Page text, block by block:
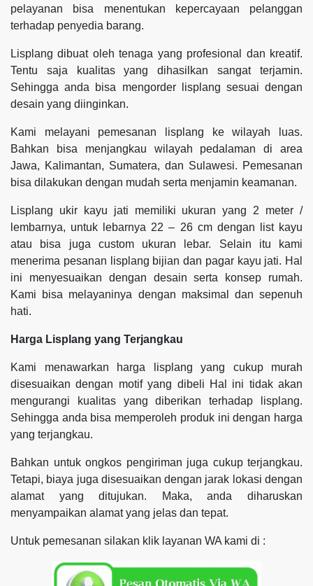
pelayanan bisa menentukan kepercayaan pelanggan
terhadap penyedia barang.
Lisplang dibuat oleh tenaga yang profesional dan kreatif.
Tentu saja kualitas yang dihasilkan sangat terjamin.
Sehingga anda bisa mengorder lisplang sesuai dengan
desain yang diinginkan.
Kami melayani pemesanan lisplang ke wilayah luas.
Bahkan bisa menjangkau wilayah pedalaman di area
Jawa, Kalimantan, Sumatera, dan Sulawesi. Pemesanan
bisa dilakukan dengan mudah serta menjamin keamanan.
Lisplang ukir kayu jati memiliki ukuran yang 2 meter /
lembarnya, untuk lebarnya 22 – 26 cm dengan list kayu
atau bisa juga custom ukuran lebar. Selain itu kami
menerima pesanan lisplang bijian dan pagar kayu jati. Hal
ini menyesuaikan dengan desain serta konsep rumah.
Kami bisa melayaninya dengan maksimal dan sepenuh
hati.
Harga Lisplang yang Terjangkau
Kami menawarkan harga lisplang yang cukup murah
disesuaikan dengan motif yang dibeli Hal ini tidak akan
mengurangi kualitas yang diberikan terhadap lisplang.
Sehingga anda bisa memperoleh produk ini dengan harga
yang terjangkau.
Bahkan untuk ongkos pengiriman juga cukup terjangkau.
Tetapi, biaya juga disesuaikan dengan jarak lokasi dengan
alamat yang ditujukan. Maka, anda diharuskan
menyampaikan alamat yang jelas dan tepat.
Untuk pemesanan silakan klik layanan WA kami di :